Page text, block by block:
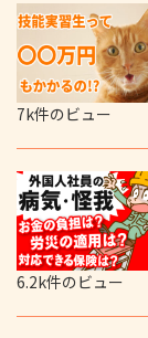
7k件のビュー
6.2k件のビュー